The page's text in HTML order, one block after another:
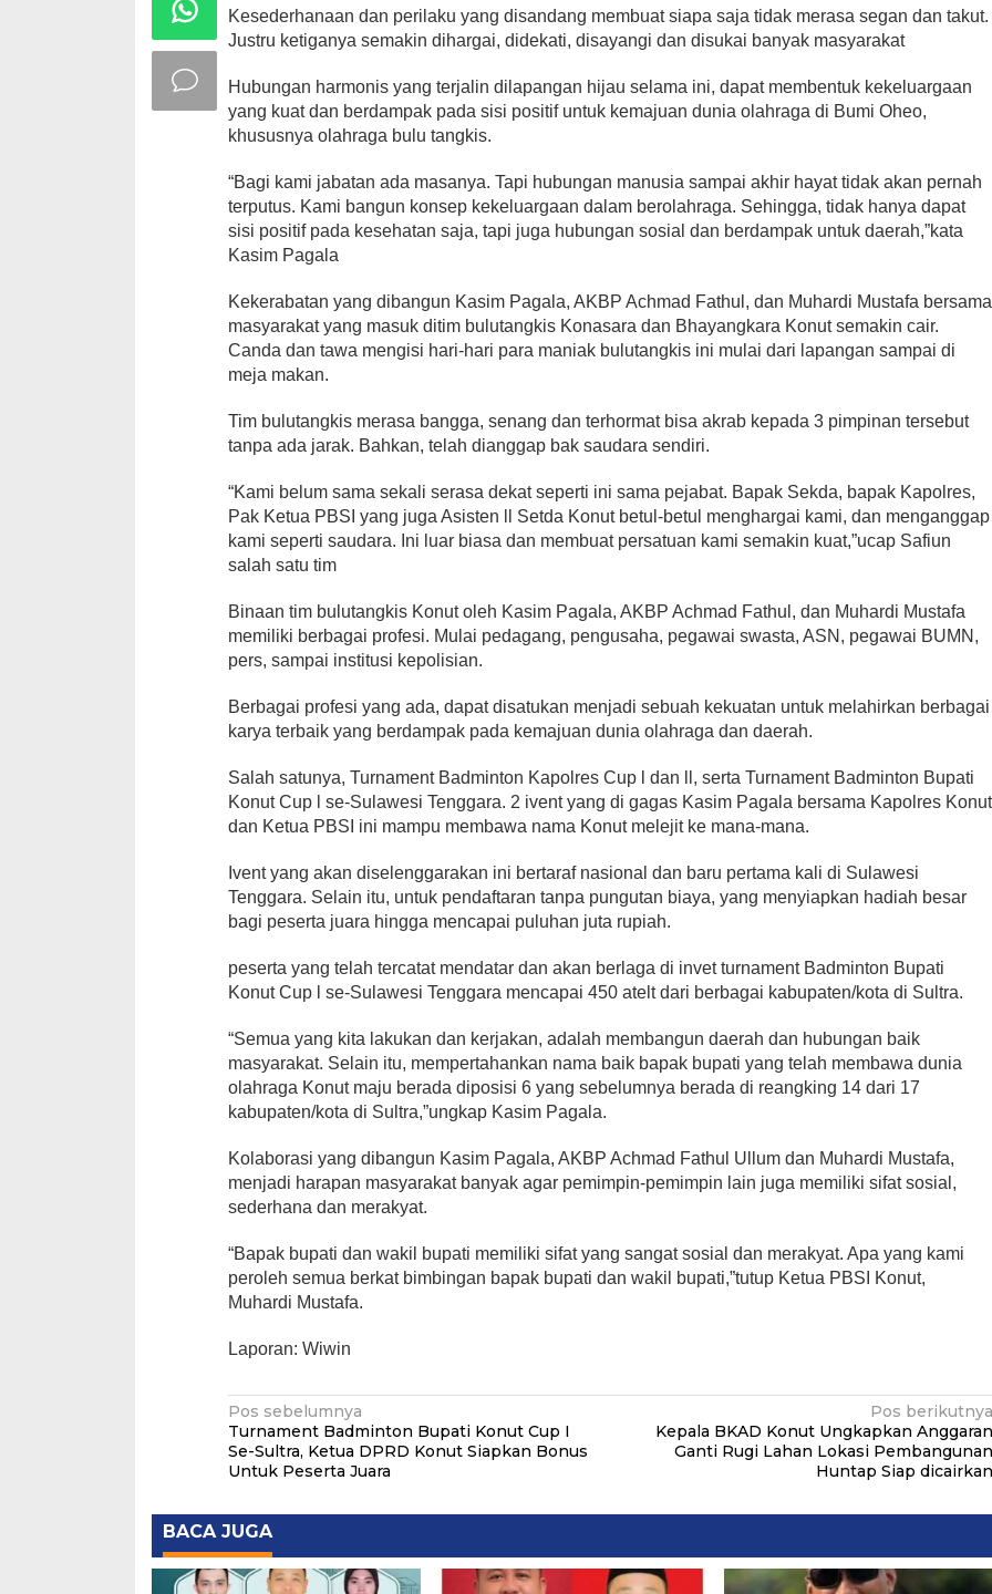
Kesederhanaan dan perilaku yang disandang membuat siapa saja tidak merasa segan dan takut.
Justru ketiganya semakin dihargai, didekati, disayangi dan disukai banyak masyarakat
Hubungan harmonis yang terjalin dilapangan hijau selama ini, dapat membentuk kekeluargaan
yang kuat dan berdampak pada sisi positif untuk kemajuan dunia olahraga di Bumi Oheo,
khususnya olahraga bulu tangkis.
“Bagi kami jabatan ada masanya. Tapi hubungan manusia sampai akhir hayat tidak akan pernah
terputus. Kami bangun konsep kekeluargaan dalam berolahraga. Sehingga, tidak hanya dapat
sisi positif pada kesehatan saja, tapi juga hubungan sosial dan berdampak untuk daerah,”kata
Kasim Pagala
Kekerabatan yang dibangun Kasim Pagala, AKBP Achmad Fathul, dan Muhardi Mustafa bersama
masyarakat yang masuk ditim bulutangkis Konasara dan Bhayangkara Konut semakin cair.
Canda dan tawa mengisi hari-hari para maniak bulutangkis ini mulai dari lapangan sampai di
meja makan.
Tim bulutangkis merasa bangga, senang dan terhormat bisa akrab kepada 3 pimpinan tersebut
tanpa ada jarak. Bahkan, telah dianggap bak saudara sendiri.
“Kami belum sama sekali serasa dekat seperti ini sama pejabat. Bapak Sekda, bapak Kapolres,
Pak Ketua PBSI yang juga Asisten ll Setda Konut betul-betul menghargai kami, dan menganggap
kami seperti saudara. Ini luar biasa dan membuat persatuan kami semakin kuat,”ucap Safiun
salah satu tim
Binaan tim bulutangkis Konut oleh Kasim Pagala, AKBP Achmad Fathul, dan Muhardi Mustafa
memiliki berbagai profesi. Mulai pedagang, pengusaha, pegawai swasta, ASN, pegawai BUMN,
pers, sampai institusi kepolisian.
Berbagai profesi yang ada, dapat disatukan menjadi sebuah kekuatan untuk melahirkan berbagai
karya terbaik yang berdampak pada kemajuan dunia olahraga dan daerah.
Salah satunya, Turnament Badminton Kapolres Cup l dan ll, serta Turnament Badminton Bupati
Konut Cup l se-Sulawesi Tenggara. 2 ivent yang di gagas Kasim Pagala bersama Kapolres Konut
dan Ketua PBSI ini mampu membawa nama Konut melejit ke mana-mana.
Ivent yang akan diselenggarakan ini bertaraf nasional dan baru pertama kali di Sulawesi
Tenggara. Selain itu, untuk pendaftaran tanpa pungutan biaya, yang menyiapkan hadiah besar
bagi peserta juara hingga mencapai puluhan juta rupiah.
peserta yang telah tercatat mendatar dan akan berlaga di invet turnament Badminton Bupati
Konut Cup l se-Sulawesi Tenggara mencapai 450 atelt dari berbagai kabupaten/kota di Sultra.
“Semua yang kita lakukan dan kerjakan, adalah membangun daerah dan hubungan baik
masyarakat. Selain itu, mempertahankan nama baik bapak bupati yang telah membawa dunia
olahraga Konut maju berada diposisi 6 yang sebelumnya berada di reangking 14 dari 17
kabupaten/kota di Sultra,”ungkap Kasim Pagala.
Kolaborasi yang dibangun Kasim Pagala, AKBP Achmad Fathul Ullum dan Muhardi Mustafa,
menjadi harapan masyarakat banyak agar pemimpin-pemimpin lain juga memiliki sifat sosial,
sederhana dan merakyat.
“Bapak bupati dan wakil bupati memiliki sifat yang sangat sosial dan merakyat. Apa yang kami
peroleh semua berkat bimbingan bapak bupati dan wakil bupati,”tutup Ketua PBSI Konut,
Muhardi Mustafa.
Laporan: Wiwin
Navigasi
pos
Pos sebelumnya
Turnament Badminton Bupati Konut Cup I
Se-Sultra, Ketua DPRD Konut Siapkan Bonus
Untuk Peserta Juara
Pos berikutnya
Kepala BKAD Konut Ungkapkan Anggaran
Ganti Rugi Lahan Lokasi Pembangunan
Huntap Siap dicairkan
BACA JUGA